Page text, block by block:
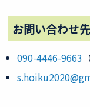
お問い合わせ先
090-4446-9663